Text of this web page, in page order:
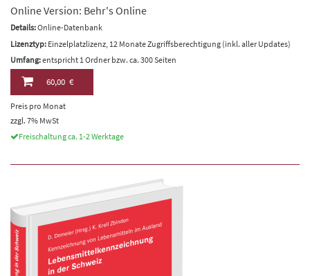
Online Version: Behr's Online
Details:Online-Datenbank
Lizenztyp: Einzelplatzlizenz, 12 Monate Zugriffsberechtigung (inkl. aller Updates)
Umfang:entspricht 1 Ordner bzw. ca. 300 Seiten
60,00 €
Preis pro Monat
zzgl. 7% MwSt
Freischaltung ca. 1-2 Werktage